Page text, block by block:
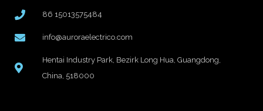
86 15013575484
info@auroraelectrico.com
Hentai Industry Park, Bezirk Long Hua, Guangdong,
China, 518000